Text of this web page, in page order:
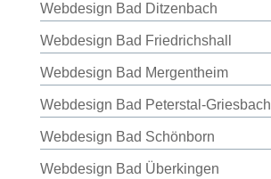
Webdesign Bad Ditzenbach
Webdesign Bad Friedrichshall
Webdesign Bad Mergentheim
Webdesign Bad Peterstal-Griesbach
Webdesign Bad Schönborn
Webdesign Bad Überkingen